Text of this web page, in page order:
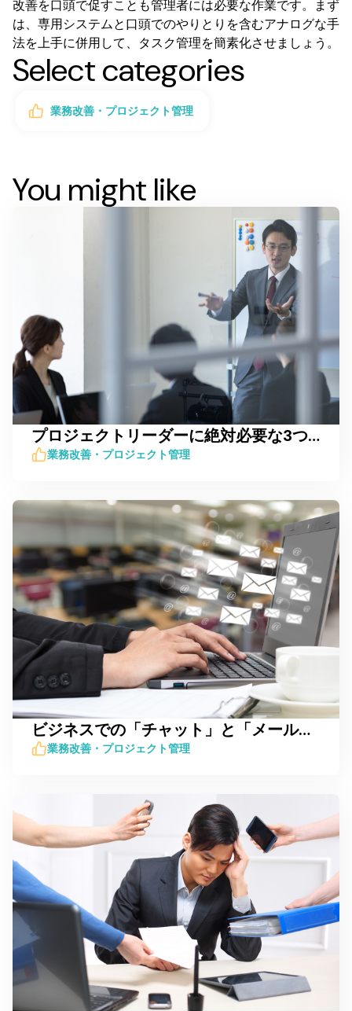
改善を口頭で促すことも管理者には必要な作業です。まず
は、専用システムと口頭でのやりとりを含むアナログな手
法を上手に併用して、タスク管理を簡素化させましょう。
Select categories
業務改善・プロジェクト管理
You might like
プロジェクトリーダーに絶対必要な3つの資質とは？
業務改善・プロジェクト管理
ビジネスでの「チャット」と「メール」の使い分け4つのポイント
業務改善・プロジェクト管理